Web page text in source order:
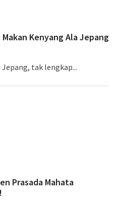
Makan Kenyang Ala Jepang
tak lengkap...
Prasada Mahata